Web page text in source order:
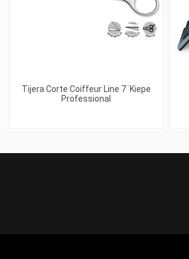
Tijera Corte Coiffeur Line 7¨Kiepe
Professional